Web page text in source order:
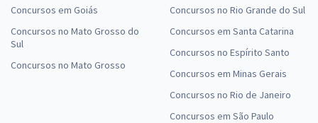
Concursos em Goiás
Concursos no Mato Grosso do
Sul
Concursos no Mato Grosso
Concursos no Rio Grande do Sul
Concursos em Santa Catarina
Concursos no Espírito Santo
Concursos em Minas Gerais
Concursos no Rio de Janeiro
Concursos em São Paulo